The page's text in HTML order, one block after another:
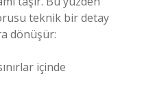
teknik bir detay
dönüşür:
içinde